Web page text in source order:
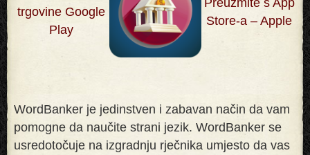
trgovine Google
Play
Store-a – Apple
WordBanker je jedinstven i zabavan način da vam
pomogne da naučite strani jezik. WordBanker se
usredotočuje na izgradnju rječnika umjesto da vas